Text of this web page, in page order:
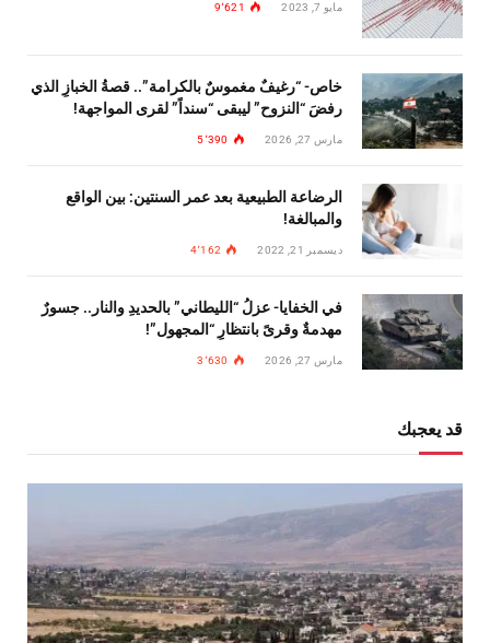
مايو 7, 2023 9٬621
خاص- “رغيفٌ مغموسٌ بالكرامة”.. قصةُ الخبازِ الذي
رفضَ “النزوح” ليبقى “سنداً” لقرى المواجهة!
مارس 27, 2026 5٬390
الرضاعة الطبيعية بعد عمر السنتين: بين الواقع
والمبالغة!
ديسمبر 21, 2022 4٬162
في الخفايا- عزلُ “الليطاني” بالحديدِ والنار.. جسورٌ
مهدمةٌ وقرىً بانتظارِ “المجهول”!
مارس 27, 2026 3٬630
قد يعجبك